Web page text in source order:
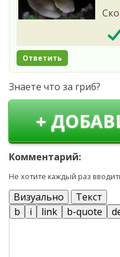
Ответить
Знаете что за гриб?
+
Комментарий:
Не хотите каждый раз
Визуально Текст